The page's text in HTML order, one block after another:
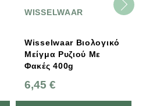
WISSELWAAR
Wisselwaar Βιολογικό
Μείγμα Ρυζιού Με
Φακές 400g
6,45 €